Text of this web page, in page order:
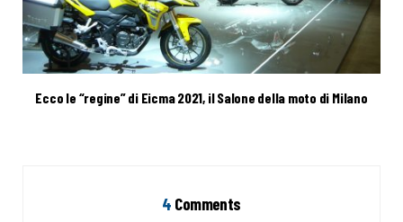
Ecco le “regine” di Eicma 2021, il Salone della moto di Milano
4 Comments